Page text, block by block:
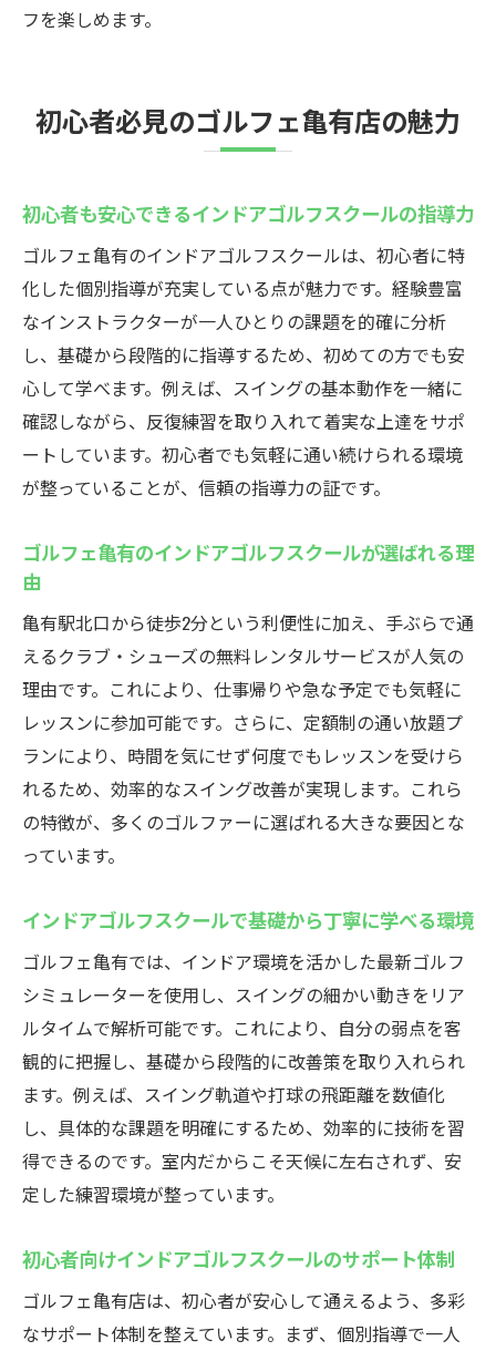
定額制が嬉しいインドアゴルフスクールの
目指せる
天候に左右されない亀有のインドアゴルフ
天候不問のインドアゴルフスクールで安定
練習
インドアゴルフスクールは一年中快適な環
境が魅力
雨の日も安心して通えるインドアゴルフス
クール
季節に関係なく練習できるインドアゴルフ
スクール
インドアゴルフスクールで練習習慣を維持
天候の影響を受けないインドアゴルフスク
亀有のインドアゴルフで効率的にスイング改善
インドアゴルフスクールでスイング改善を
実感
効率よく上達できるインドアゴルフスクー
ルの指導法
インドアゴルフスクールで理想のスイング
を目指そう
ゴルフ初心者でも安心のインドアゴルフス
クール指導
フスクール
着実な成長を支えるインドアゴルフスクー
ルの環境
ゴルフェ亀有店の無料レンタルサービスとは
無料レンタルが魅力のインドアゴルフスク
ール体験
クラブ・シューズレンタル完備のインドア
インドアゴルフスクールで手ぶらOKの理由
を解説
初心者も安心なインドアゴルフスクールの
フを楽しめます。
初心者必見のゴルフェ亀有店の魅力
初心者も安心できるインドアゴルフスクールの指導力
ゴルフェ亀有のインドアゴルフスクールは、初心者に特
化した個別指導が充実している点が魅力です。経験豊富
なインストラクターが一人ひとりの課題を的確に分析
し、基礎から段階的に指導するため、初めての方でも安
心して学べます。例えば、スイングの基本動作を一緒に
確認しながら、反復練習を取り入れて着実な上達をサポ
ートしています。初心者でも気軽に通い続けられる環境
が整っていることが、信頼の指導力の証です。
ゴルフェ亀有のインドアゴルフスクールが選ばれる理
由
亀有駅北口から徒歩2分という利便性に加え、手ぶらで通
えるクラブ・シューズの無料レンタルサービスが人気の
理由です。これにより、仕事帰りや急な予定でも気軽に
レッスンに参加可能です。さらに、定額制の通い放題プ
ランにより、時間を気にせず何度でもレッスンを受けら
れるため、効率的なスイング改善が実現します。これら
の特徴が、多くのゴルファーに選ばれる大きな要因とな
っています。
インドアゴルフスクールで基礎から丁寧に学べる環境
ゴルフェ亀有では、インドア環境を活かした最新ゴルフ
シミュレーターを使用し、スイングの細かい動きをリア
ルタイムで解析可能です。これにより、自分の弱点を客
観的に把握し、基礎から段階的に改善策を取り入れられ
ます。例えば、スイング軌道や打球の飛距離を数値化
し、具体的な課題を明確にするため、効率的に技術を習
得できるのです。室内だからこそ天候に左右されず、安
定した練習環境が整っています。
初心者向けインドアゴルフスクールのサポート体制
ゴルフェ亀有店は、初心者が安心して通えるよう、多彩
なサポート体制を整えています。まず、個別指導で一人